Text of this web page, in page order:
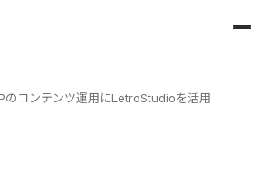
のコンテンツ運用にLetroStudioを活用